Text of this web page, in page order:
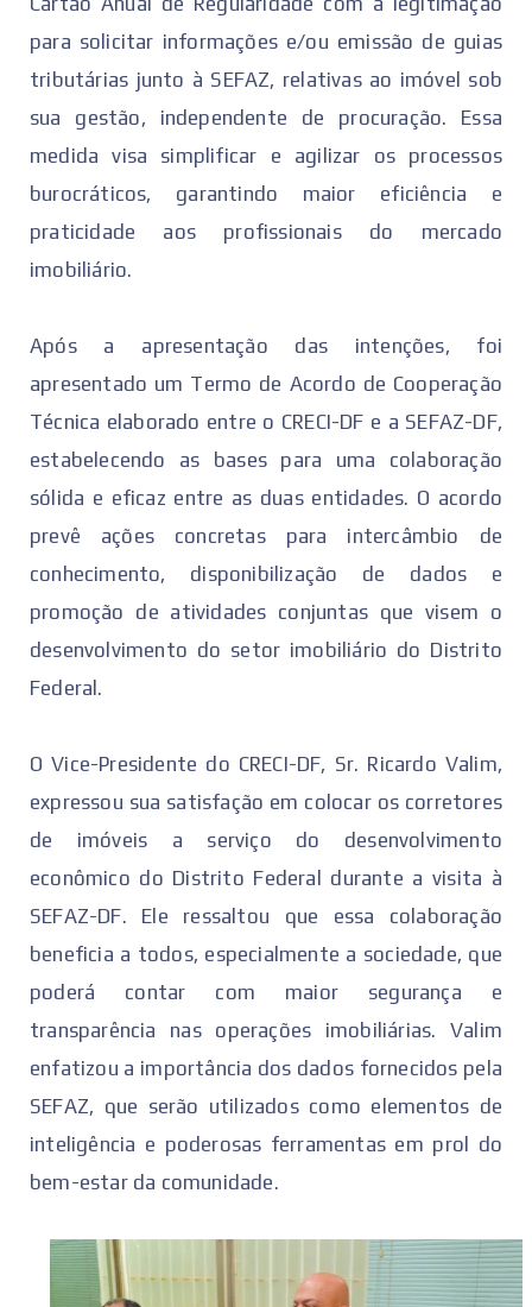
para solicitar informações e/ou emissão de guias
tributárias junto à SEFAZ, relativas ao imóvel sob
sua gestão, independente de procuração. Essa
medida visa simplificar e agilizar os processos
burocráticos, garantindo maior eficiência e
praticidade aos profissionais do mercado
imobiliário.
Após a apresentação das intenções, foi
apresentado um Termo de Acordo de Cooperação
Técnica elaborado entre o CRECI-DF e a SEFAZ-DF,
estabelecendo as bases para uma colaboração
sólida e eficaz entre as duas entidades. O acordo
prevê ações concretas para intercâmbio de
conhecimento, disponibilização de dados e
promoção de atividades conjuntas que visem o
desenvolvimento do setor imobiliário do Distrito
Federal.
O Vice-Presidente do CRECI-DF, Sr. Ricardo Valim,
expressou sua satisfação em colocar os corretores
de imóveis a serviço do desenvolvimento
econômico do Distrito Federal durante a visita à
SEFAZ-DF. Ele ressaltou que essa colaboração
beneficia a todos, especialmente a sociedade, que
poderá contar com maior segurança e
transparência nas operações imobiliárias. Valim
enfatizou a importância dos dados fornecidos pela
SEFAZ, que serão utilizados como elementos de
inteligência e poderosas ferramentas em prol do
bem-estar da comunidade.